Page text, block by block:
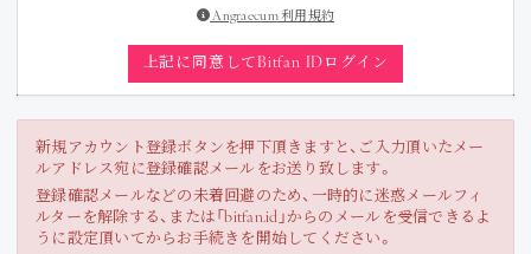
Join
Photo
Movie
Wallpaper
Angraecum 利用規約
上記に同意してBitfan IDログイン
新規アカウント登録ボタンを押下頂きますと、ご入力頂いたメー
ルアドレス宛に登録確認メールをお送り致します。
登録確認メールなどの未着回避のため、一時的に迷惑メールフィ
ルターを解除する、または「bitfan.id」からのメールを受信できるよ
うに設定頂いてからお手続きを開始してください。